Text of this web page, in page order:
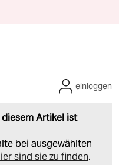
Artikel ist
bei ausgewählten
sind sie zu finden.
einloggen